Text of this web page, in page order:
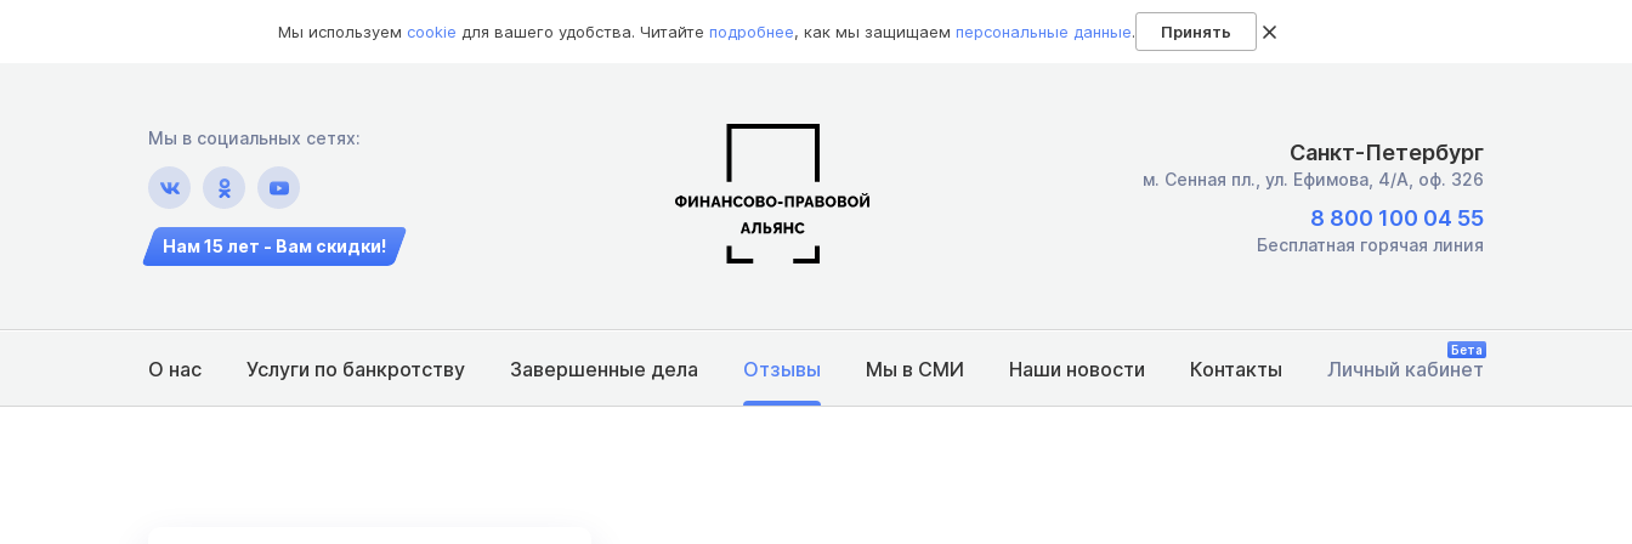
Мы используем cookie для вашего удобства. Читайте подробнее, как мы защищаем персональные данные. Принять
Мы в социальных сетях:
Нам 15 лет - Вам скидки!
Санкт-Петербург
м. Сенная пл., ул. Ефимова, 4/А, оф. 326
8 800 100 04 55
Бесплатная горячая линия
О нас Услуги по банкротству Завершенные дела Отзывы Мы в СМИ Наши новости Контакты Личный кабинет
Бета